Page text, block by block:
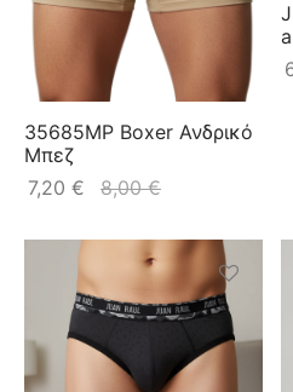
35685MP Boxer Ανδρικό
Μπεζ
7,20 € 8,00€